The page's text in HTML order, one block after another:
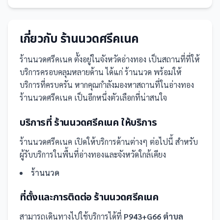
เกี่ยวกับร้านนวดศรีคเนค
ร้านนวดศรีคเนค ตั้งอยู่ในจังหวัดอ่างทอง เป็นสถานที่ที่ให้
บริการครอบคลุมหลายด้าน ได้แก่ ร้านนวด พร้อมให้
บริการที่ครบครัน หากคุณกำลังมองหาสถานที่ในอ่างทอง
ร้านนวดศรีคเนค เป็นอีกหนึ่งตัวเลือกที่น่าสนใจ
บริการที่ ร้านนวดศรีคเนค ให้บริการ
ร้านนวดศรีคเนค เปิดให้บริการด้านต่างๆ ต่อไปนี้ สำหรับ
ผู้รับบริการในพื้นที่อ่างทองและจังหวัดใกล้เคียง
ร้านนวด
ที่ตั้งและการติดต่อ ร้านนวดศรีคเนค
สามารถเดินทางไปใช้บริการได้ที่ P943+G66 ตำบล